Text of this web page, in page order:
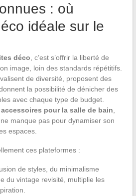
: où
idéale sur le
déco , c’est s’offrir la liberté de
image, loin des standards répétitifs.
de diversité, proposent des
la possibilité de dénicher des
avec chaque type de budget.
accessoires pour la salle de bain
manque pas pour dynamiser son
espaces.
ces plateformes :
de styles, du minimalisme
du vintage revisité, multiplie les